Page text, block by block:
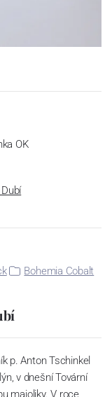
OK
Bohemia Cobalt
p. Anton Tschinkel
v dnešní Tovární
majoliky. V roce